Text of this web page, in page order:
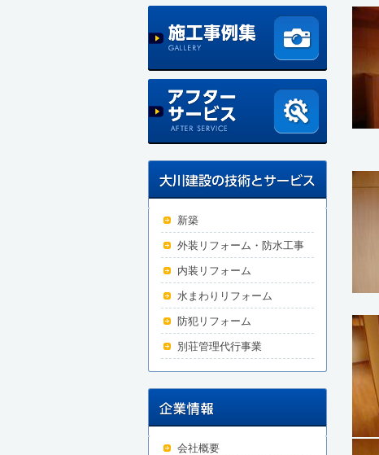
新築
外装リフォーム・防水工事
内装リフォーム
水まわりリフォーム
防犯リフォーム
別荘管理代行事業
会社概要